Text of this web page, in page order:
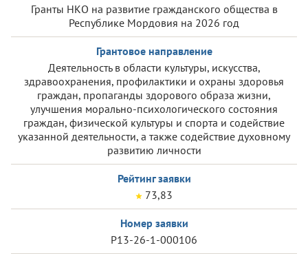
Гранты НКО на развитие гражданского общества в
Республике Мордовия на 2026 год
Грантовое направление
Деятельность в области культуры, искусства,
здравоохранения, профилактики и охраны здоровья
граждан, пропаганды здорового образа жизни,
улучшения морально-психологического состояния
граждан, физической культуры и спорта и содействие
указанной деятельности, а также содействие духовному
развитию личности
Рейтинг заявки
73,83
Номер заявки
Р13-26-1-000106